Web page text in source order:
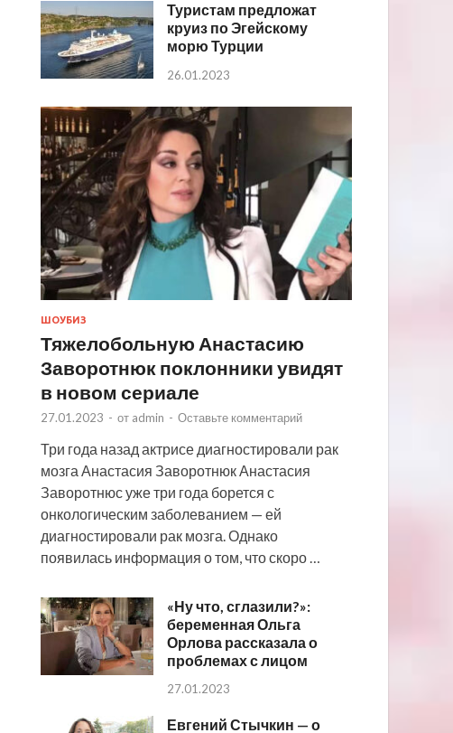
Туристам предложат
круиз по Эгейскому
морю Турции
26.01.2023
ШОУБИЗ
Тяжелобольную Анастасию
Заворотнюк поклонники увидят
в новом сериале
27.01.2023 - от admin - Оставьте комментарий
Три года назад актрисе диагностировали рак
мозга Анастасия Заворотнюк Анастасия
Заворотнюс уже три года борется с
онкологическим заболеванием — ей
диагностировали рак мозга. Однако
появилась информация о том, что скоро …
«Ну что, сглазили?»:
беременная Ольга
Орлова рассказала о
проблемах с лицом
27.01.2023
Евгений Стычкин — о